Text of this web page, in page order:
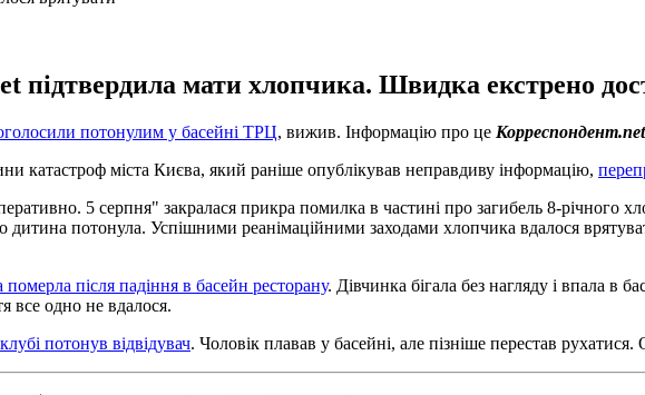
підтвердила мати хлопчика. Швидка екстрено
потонулим у басейні ТРЦ, вижив. Інформацію про це Корреспондент.net
катастроф міста Києва, який раніше опублікував неправдиву інформацію,
5 серпня" закралася прикра помилка в частині про загибель 8-річного
дитина потонула. Успішними реанімаційними заходами хлопчика вдалося
після падіння в басейн ресторану. Дівчинка бігала без нагляду і впала в
все одно не вдалося.
потонув відвідувач. Чоловік плавав у басейні, але пізніше перестав